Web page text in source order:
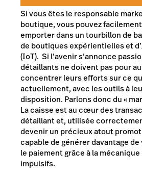
Si vous êtes le responsable
boutique, vous pouvez
emporter dans un tourbillon de
de boutiques expérientielles et d’
(IoT). Si l’avenir s’annonce
détaillants ne doivent pas pour
concentrer leurs efforts sur ce
actuellement, avec les outils à
disposition. Parlons donc du «
La caisse est au cœur des
détaillant et, utilisée
devenir un précieux atout
capable de générer davantage
le paiement grâce à la
impulsifs.